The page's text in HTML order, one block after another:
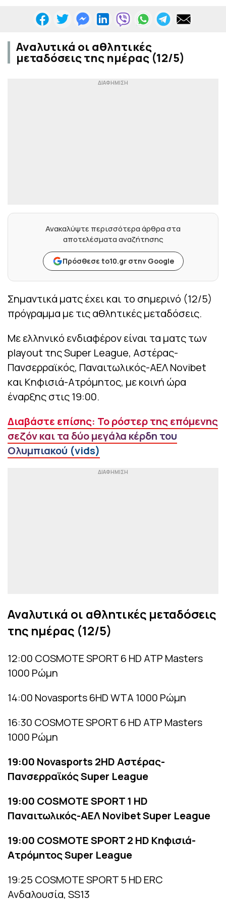
Αναλυτικά οι αθλητικές
μεταδόσεις της ημέρας (12/5)
Ανακαλύψτε περισσότερα άρθρα στα
αποτελέσματα αναζήτησης
Πρόσθεσε to10.gr στην Google
Σημαντικά ματς έχει και το σημερινό (12/5)
πρόγραμμα με τις αθλητικές μεταδόσεις.
Με ελληνικό ενδιαφέρον είναι τα ματς των
playout της Super League, Αστέρας-
Πανσερραϊκός, Παναιτωλικός-ΑΕΛ Novibet
και Κηφισιά-Ατρόμητος, με κοινή ώρα
έναρξης στις 19:00.
Διαβάστε επίσης: Το ρόστερ της επόμενης
σεζόν και τα δύο μεγάλα κέρδη του
Ολυμπιακού (vids)
Αναλυτικά οι αθλητικές μεταδόσεις
της ημέρας (12/5)
12:00 COSMOTE SPORT 6 HD ATP Masters
1000 Ρώμη
14:00 Novasports 6HD WTA 1000 Ρώμη
16:30 COSMOTE SPORT 6 HD ATP Masters
1000 Ρώμη
19:00 Novasports 2HD Αστέρας-
Πανσερραϊκός Super League
19:00 COSMOTE SPORT 1 HD
Παναιτωλικός-ΑΕΛ Novibet Super League
19:00 COSMOTE SPORT 2 HD Κηφισιά-
Ατρόμητος Super League
19:25 COSMOTE SPORT 5 HD ERC
Ανδαλουσία, SS13